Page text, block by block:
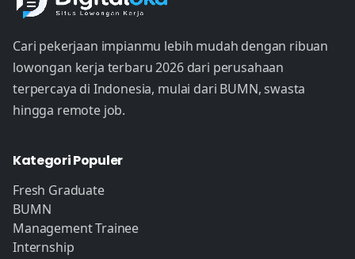
Cari pekerjaan impianmu lebih mudah dengan ribuan
lowongan kerja terbaru 2026 dari perusahaan
terpercaya di Indonesia, mulai dari BUMN, swasta
hingga remote job.
Kategori Populer
Fresh Graduate
BUMN
Management Trainee
Internship